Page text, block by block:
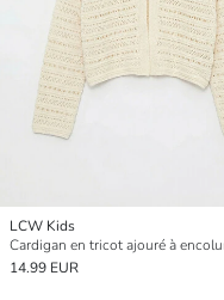
LCW Kids
14.99 EUR